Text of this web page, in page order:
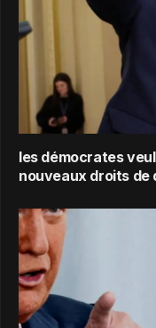
les démocrates
nouveaux droits de